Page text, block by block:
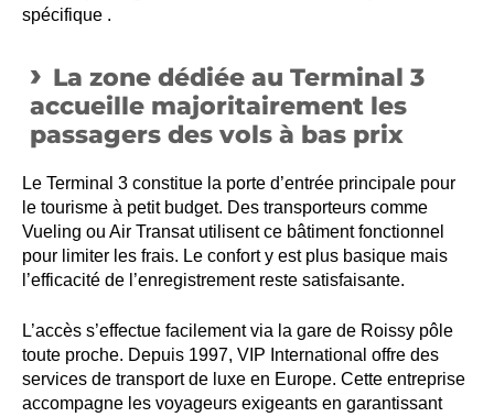
spécifique .
La zone dédiée au Terminal 3
accueille majoritairement les
passagers des vols à bas prix
Le Terminal 3 constitue la porte d’entrée principale pour
le tourisme à petit budget. Des transporteurs comme
Vueling ou Air Transat utilisent ce bâtiment fonctionnel
pour limiter les frais. Le confort y est plus basique mais
l’efficacité de l’enregistrement reste satisfaisante.
L’accès s’effectue facilement via la gare de Roissy pôle
toute proche. Depuis 1997, VIP International offre des
services de transport de luxe en Europe. Cette entreprise
accompagne les voyageurs exigeants en garantissant